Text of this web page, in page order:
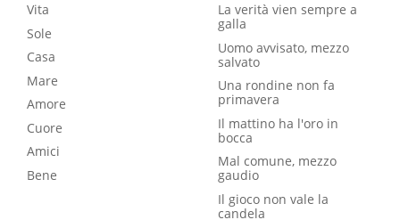
Vita
Sole
Casa
Mare
Amore
Cuore
Amici
Bene
La verità vien sempre a
galla
Uomo avvisato, mezzo
salvato
Una rondine non fa
primavera
Il mattino ha l'oro in
bocca
Mal comune, mezzo
gaudio
Il gioco non vale la
candela